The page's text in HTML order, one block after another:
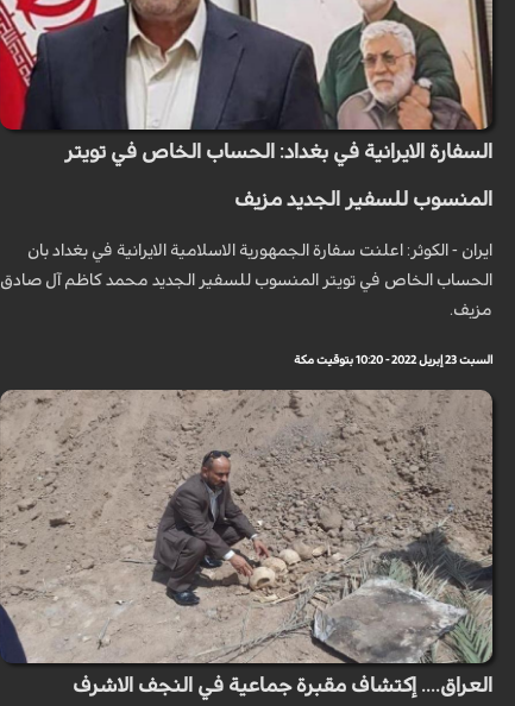
السفارة الايرانية في بغداد: الحساب الخاص في تويتر
المنسوب للسفير الجديد مزيف
ايران - الكوثر: اعلنت سفارة الجمهورية الاسلامية الايرانية في بغداد بان
الحساب الخاص في تويتر المنسوب للسفير الجديد محمد كاظم آل صادق
مزيف.
السبت 23 إبريل 2022 - 10:20 بتوقيت مكة
العراق.... إكتشاف مقبرة جماعية في النجف الاشرف